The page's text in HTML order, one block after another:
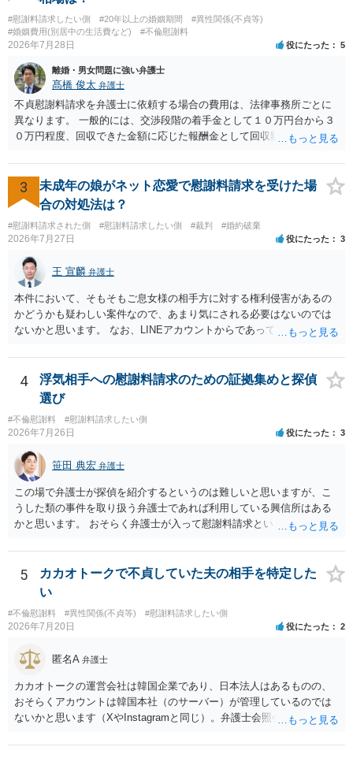
談してみてはいかがでしょうか。 以上、ご参考まで。
#慰謝料請求したい側 #20年以上の婚姻期間
#異性関係(不貞等)
#婚姻費用(別居中の生活費など)
#不倫慰謝料
2026年7月28日 役にたった 5
離婚・男女問題に強い弁護士
髙橋 俊太 弁護士
不貞慰謝料請求を弁護士に依頼する場合の費用は、法律事務所ごとに
異なります。 一般的には、交渉段階の着手金として１０万円台から３
０万円程度、回収できた金額に応じた報酬金として回収額の１０％か
には、追加着手金や日当、実費が発生することもあります。 もっと
も、証拠が十分にあるか、相手方の住所・勤務先が分かるか、慰謝料
額、離婚の有無、交渉で終わるか訴訟まで見込むかによって、費用は
変わり得ます。依頼前に、交渉だけの場合、訴訟になった場合、回収
できなかった場合の費用を確認しておくとよいでしょう。 弁護士選び
では、不貞慰謝料案件の経験が相応にあるか、費用体系が明確か、見
通しを過度に楽観的に言い過ぎないか、質問に具体的に答えてくれる
か、連絡方法（メール、電話、弁護士直接か事務局員を介するかな
ど）や対応スピードが合うかを確認するとよいと思います。いずれに
しましても、弁護士への相談・依頼にあたっては、証拠資料、夫と相
手方の関係、相手方の氏名・住所等、夫婦関係への影響、離婚予定の
有無など事実関係をよく整理して相談されることをお勧めいたしま
す。
3
未成年の娘がネット恋愛で慰謝料請求を受けた場
合の対処法は？
#慰謝料請求された側 #慰謝料請求したい側 #裁判 #婚約破棄
2026年7月27日 役にたった 3
王 宣麟 弁護士
本件において、そもそもご息女様の相手方に対する権利侵害があるの
かどうかも疑わしい案件なので、あまり気にされる必要はないのでは
ないかと思います。 なお、LINEアカウントからであっても、そこに紐
るパターンはありえるものの、本件のような精神的損害が発生したと
明確にいえないような案件において開示がなされる可能性も低いので
はないかと推察します。
4
浮気相手への慰謝料請求のための証拠集めと探偵
選び
#不倫慰謝料 #慰謝料請求したい側
2026年7月26日 役にたった 3
笹田 典宏 弁護士
この場で弁護士が探偵を紹介するというのは難しいと思いますが、こ
うした類の事件を取り扱う弁護士であれば利用している興信所はある
かと思います。 おそらく弁護士が入って慰謝料請求という流れになる
めします。
5
カカオトークで不貞していた夫の相手を特定した
い
#不倫慰謝料 #異性関係(不貞等) #慰謝料請求したい側
2026年7月20日 役にたった 2
匿名A 弁護士
カカオトークの運営会社は韓国企業であり、日本法人はあるものの、
おそらくアカウントは韓国本社（のサーバー）が管理しているのでは
ないかと思います（XやInstagramと同じ）。弁護士会照会は日本法に
対する照会は基本的にできないと解されています（弁護士会によって